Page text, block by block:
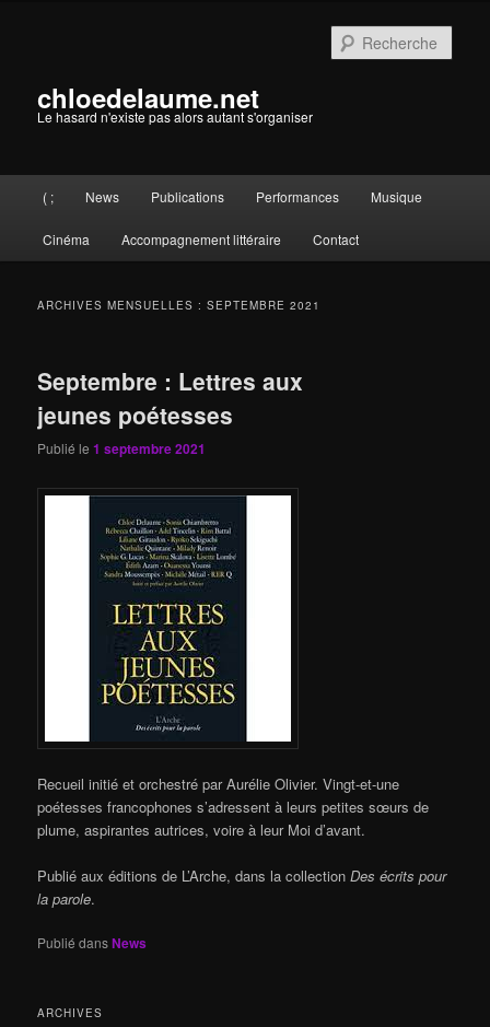
chloedelaume.net
Le hasard n'existe pas alors autant s'organiser
principal
( ; News Publications Performances Musique
Cinéma Accompagnement littéraire Contact
ARCHIVES MENSUELLES :SEPTEMBRE 2021
Septembre : Lettres aux
jeunes poétesses
Publié le1 septembre 2021
Recueil initié et orchestré par Aurélie Olivier. Vingt-et-une
poétesses francophones s’adressent à leurs petites sœurs de
plume, aspirantes autrices, voire à leur Moi d’avant.
Publié aux éditions de L’Arche, dans la collectionDes écrits pour
la parole.
Publié dansNews
ARCHIVES